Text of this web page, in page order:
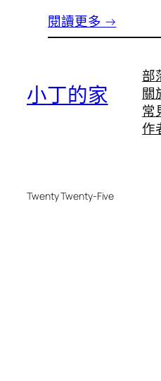
閱讀更多 →
小丁的家
部
關
常
作
Twenty Twenty-Five